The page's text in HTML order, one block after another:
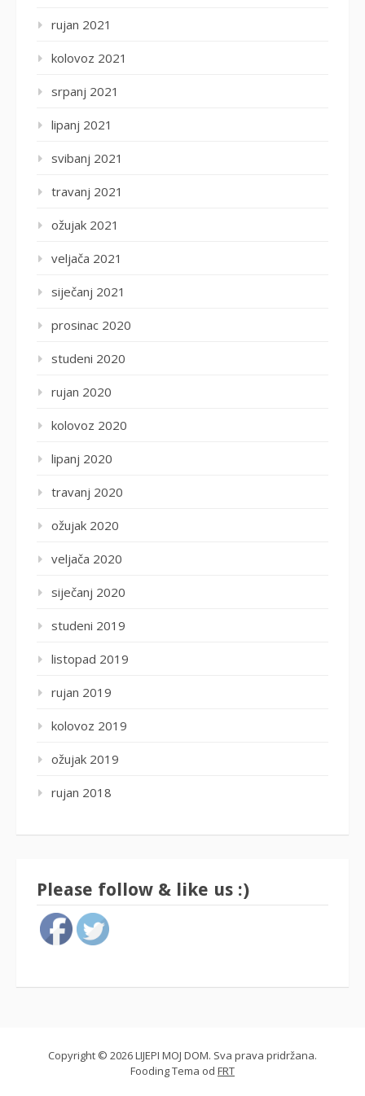
rujan 2021
kolovoz 2021
srpanj 2021
lipanj 2021
svibanj 2021
travanj 2021
ožujak 2021
veljača 2021
siječanj 2021
prosinac 2020
studeni 2020
rujan 2020
kolovoz 2020
lipanj 2020
travanj 2020
ožujak 2020
veljača 2020
siječanj 2020
studeni 2019
listopad 2019
rujan 2019
kolovoz 2019
ožujak 2019
rujan 2018
Please follow & like us :)
Copyright © 2026 LIJEPI MOJ DOM. Sva prava pridržana.
Fooding Tema od FRT